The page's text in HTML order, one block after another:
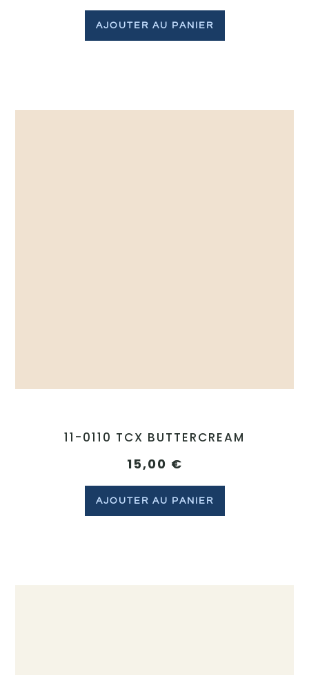
AJOUTER AU PANIER
11-0110 TCX BUTTERCREAM
15,00 €
AJOUTER AU PANIER